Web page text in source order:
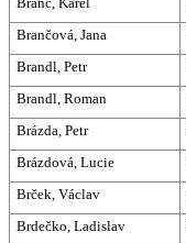
Brančová, Jana
Brandl, Petr
Brandl, Roman
Brázda, Petr
Brázdová, Lucie
Brček, Václav
Brdečko, Ladislav